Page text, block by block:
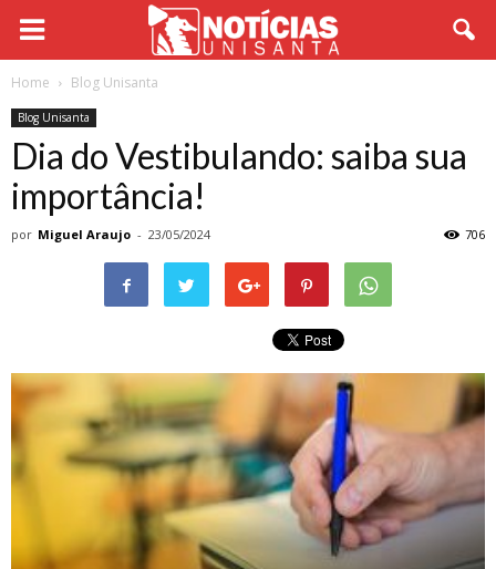
Home Blog Unisanta
Blog Unisanta
Dia do Vestibulando: saiba sua
importância!
por Miguel Araujo - 23/05/2024 706